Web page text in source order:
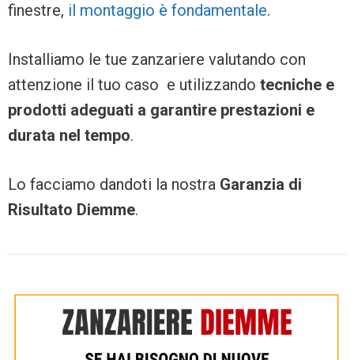
finestre, il montaggio è fondamentale.
Installiamo le tue zanzariere valutando con
attenzione il tuo caso e utilizzando tecniche e
prodotti adeguati a garantire prestazioni e
durata nel tempo.
Lo facciamo dandoti la nostra Garanzia di
Risultato Diemme.